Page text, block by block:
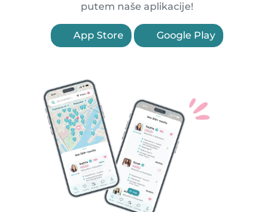
putem naše aplikacije!
App Store Google Play